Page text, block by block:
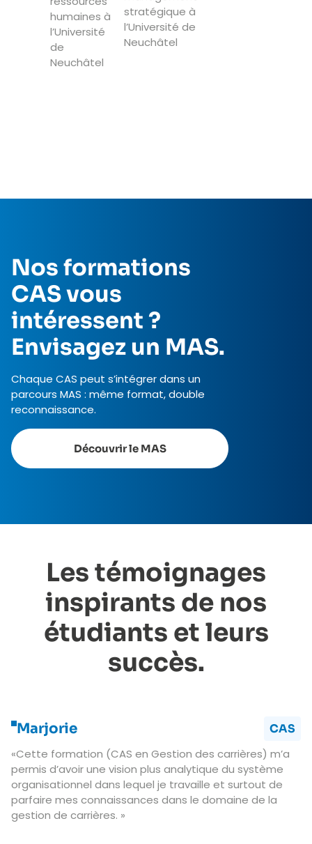
humaines à
l’Université
de
Neuchâtel
stratégique à
l’Université de
Neuchâtel
Nos formations
CAS vous
intéressent ?
Envisagez un MAS.
Chaque CAS peut s’intégrer dans un
parcours MAS : même format, double
reconnaissance.
Découvrir le MAS
Les témoignages
inspirants de nos
étudiants et leurs
succès.
Marjorie
CAS
«Cette formation (CAS en Gestion des carrières) m’a
permis d’avoir une vision plus analytique du système
organisationnel dans lequel je travaille et surtout de
parfaire mes connaissances dans le domaine de la
gestion de carrières. »